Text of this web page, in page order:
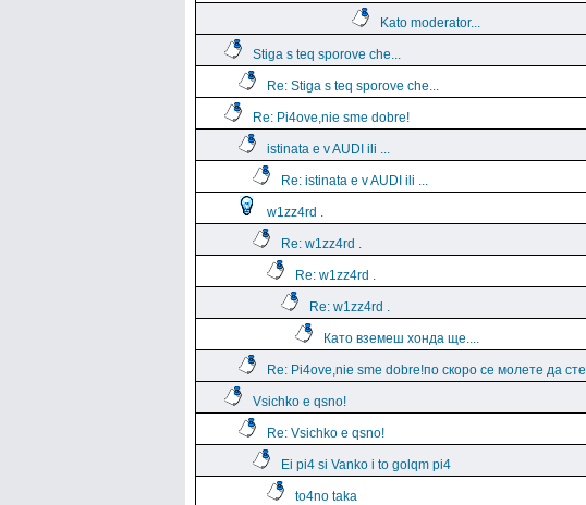
Kato moderator...
Stiga s teq sporove che...
Re: Stiga s teq sporove che...
Re: Pi4ove,nie sme dobre!
istinata e v AUDI ili ...
Re: istinata e v AUDI ili ...
w1zz4rd .
Re: w1zz4rd .
Re: w1zz4rd .
Re: w1zz4rd .
Като вземеш хонда ще....
Re: Pi4ove,nie sme dobre!по скоро се молете да сте
Vsichko e qsno!
Re: Vsichko e qsno!
Ei pi4 si Vanko i to golqm pi4
to4no taka